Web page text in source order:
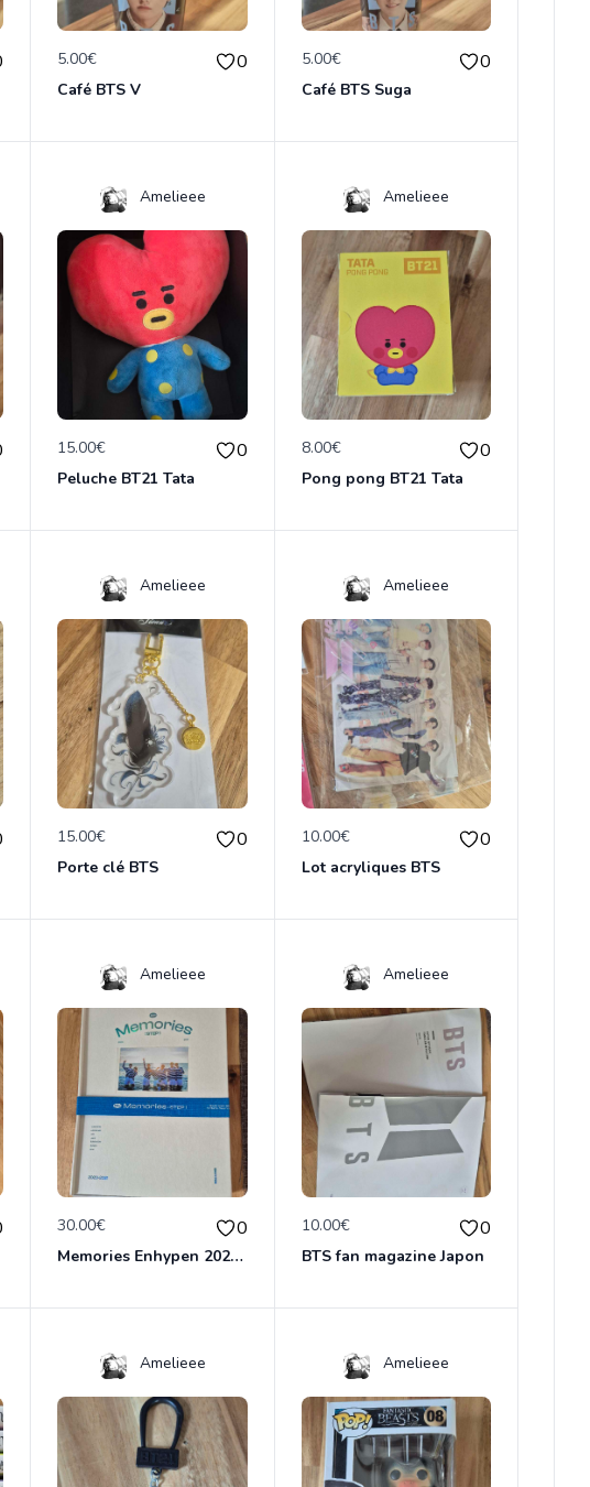
5.00€ 0
Café BTS V
5.00€ 0
Café BTS Suga
Amelieee
15.00€ 0
Peluche BT21 Tata
Amelieee
8.00€ 0
Pong pong BT21 Tata
Amelieee
15.00€ 0
Porte clé BTS
Amelieee
10.00€ 0
Lot acryliques BTS
Amelieee
30.00€ 0
Memories Enhypen 2020-2021
Amelieee
10.00€ 0
BTS fan magazine Japon
Amelieee Amelieee